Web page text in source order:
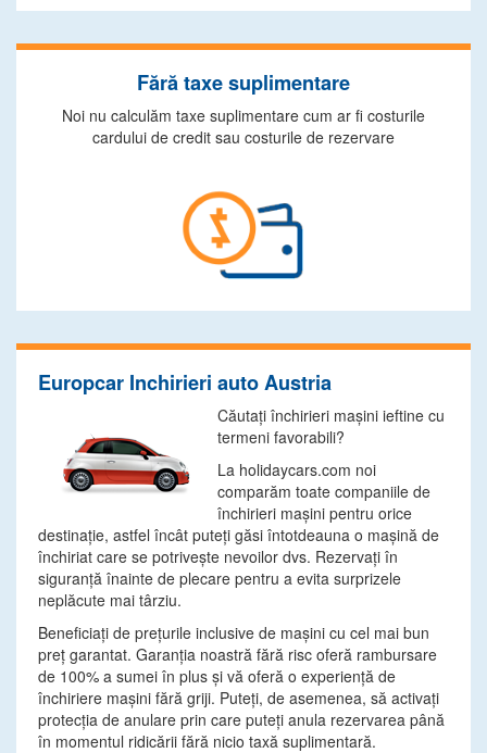
Fără taxe suplimentare
Noi nu calculăm taxe suplimentare cum ar fi costurile
cardului de credit sau costurile de rezervare
Europcar Inchirieri auto Austria
Căutaţi închirieri maşini ieftine cu
termeni favorabili?
La holidaycars.com noi
comparăm toate companiile de
închirieri maşini pentru orice
destinaţie, astfel încât puteţi găsi întotdeauna o maşină de
închiriat care se potriveşte nevoilor dvs. Rezervaţi în
siguranţă înainte de plecare pentru a evita surprizele
neplăcute mai târziu.
Beneficiaţi de preţurile inclusive de maşini cu cel mai bun
preţ garantat. Garanţia noastră fără risc oferă rambursare
de 100% a sumei în plus şi vă oferă o experienţă de
închiriere maşini fără griji. Puteţi, de asemenea, să activaţi
protecţia de anulare prin care puteţi anula rezervarea până
în momentul ridicării fără nicio taxă suplimentară.